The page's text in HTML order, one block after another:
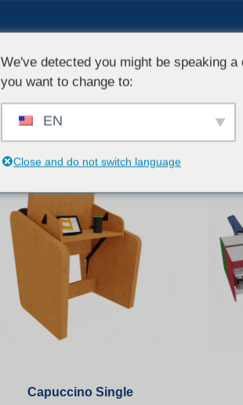
Capuccino Single
We've detected you might be speaking a
you want to change to:
EN
Close and do not switch language